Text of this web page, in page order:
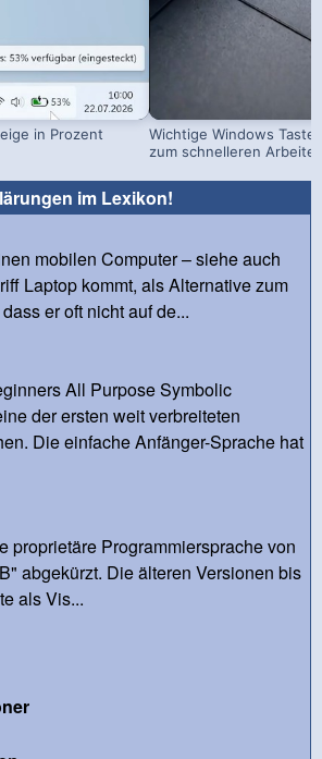
in Prozent
Wichtige Windows
zum schnelleren
im Lexikon!
mobilen Computer – siehe auch
Laptop kommt, als Alternative zum
er oft nicht auf de...
All Purpose Symbolic
der ersten weit verbreiteten
Die einfache Anfänger-Sprache hat
proprietäre Programmiersprache von
abgekürzt. Die älteren Versionen bis
als Vis...